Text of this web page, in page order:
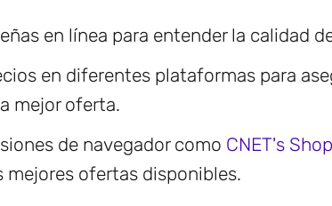
en línea para entender la calidad
en diferentes plataformas para
mejor oferta.
de navegador como CNET's
mejores ofertas disponibles.